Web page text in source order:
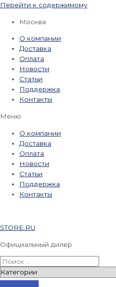
Перейти к содержимому
Москва
О компании
Доставка
Оплата
Новости
Статьи
Поддержка
Контакты
Меню
О компании
Доставка
Оплата
Новости
Статьи
Поддержка
Контакты
STORE.RU
Официальный дилер